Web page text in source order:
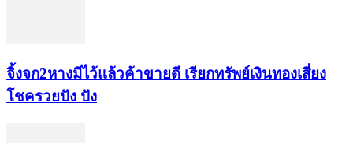
จิ้งจก​2​หาง​มีไว้แล้ว​ค้าขาย​ดี​ เรียก​ทรัพย์เงินทอง​เสี่ยง
โชค​รวยปัง​ ปัง​